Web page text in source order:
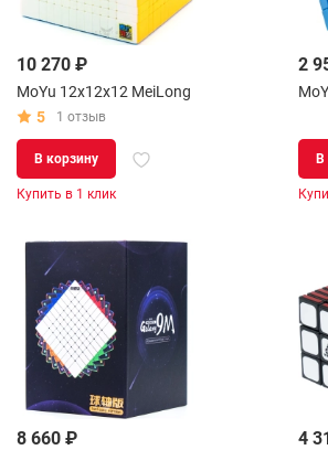
10 270 ₽
MoYu 12x12x12 MeiLong
5
1 отзыв
В корзину
Купить в 1 клик
2
В
8 660 ₽ 4